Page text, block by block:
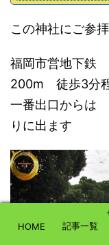
この神社にご参
福岡市営地下鉄
200m 徒歩3分
一番出口からは
りに出ます
HOME 記事一覧